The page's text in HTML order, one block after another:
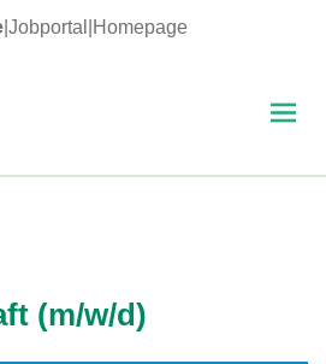
| Jobportal Homepage
(m/w/d)